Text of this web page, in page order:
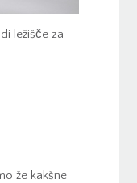
ležišče za
že kakšne